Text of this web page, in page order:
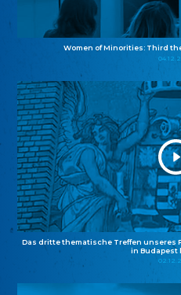
Women of Minorities: Third
Das dritte thematische Treffen unseres
in Budapest